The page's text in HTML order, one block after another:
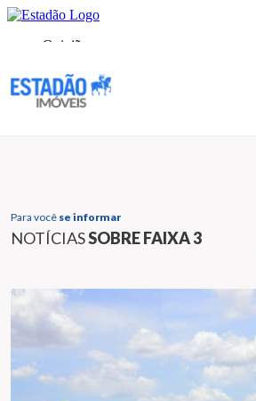
Para você se informar
NOTÍCIASSOBRE FAIXA 3